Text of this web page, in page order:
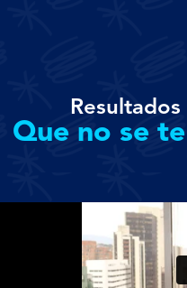
Que no se